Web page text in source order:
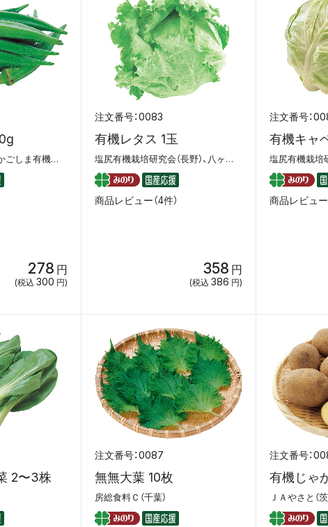
ＪＡやさと（茨城）、かごしま有機生産組合
278 円
(税込 300 円)
0083
有機レタス 1玉
塩尻有機栽培研究会（長野）、八ヶ岳マルタ（長野）
商品レビュー（4件）
358 円
(税込 386 円)
有機キャ
塩尻有機栽培
商品レビュー
2〜3株
0087
無無大葉 10枚
房総食料Ｃ（千葉）
有機じゃ